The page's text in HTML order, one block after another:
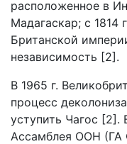
расположенное в
Мадагаскар; с 1814
Британской
независимость [2].
В 1965 г.
процесс
уступить Чагос [2].
Ассамблея ООН